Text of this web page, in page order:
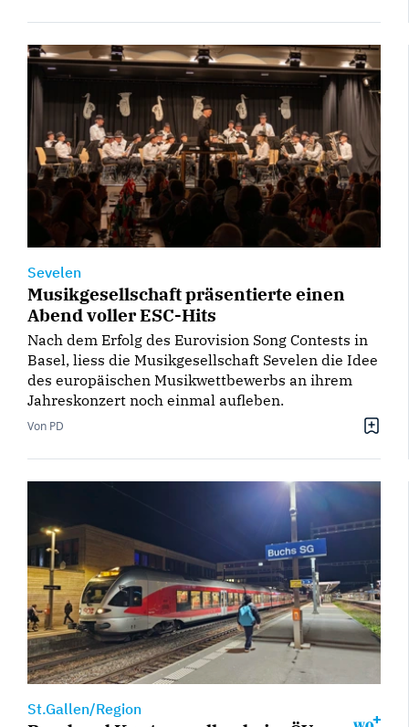
Sevelen
Musikgesellschaft präsentierte einen
Abend voller ESC-Hits
Nach dem Erfolg des Eurovision Song Contests in
Basel, liess die Musikgesellschaft Sevelen die Idee
des europäischen Musikwettbewerbs an ihrem
Jahreskonzert noch einmal aufleben.
Von PD
St.Gallen/Region